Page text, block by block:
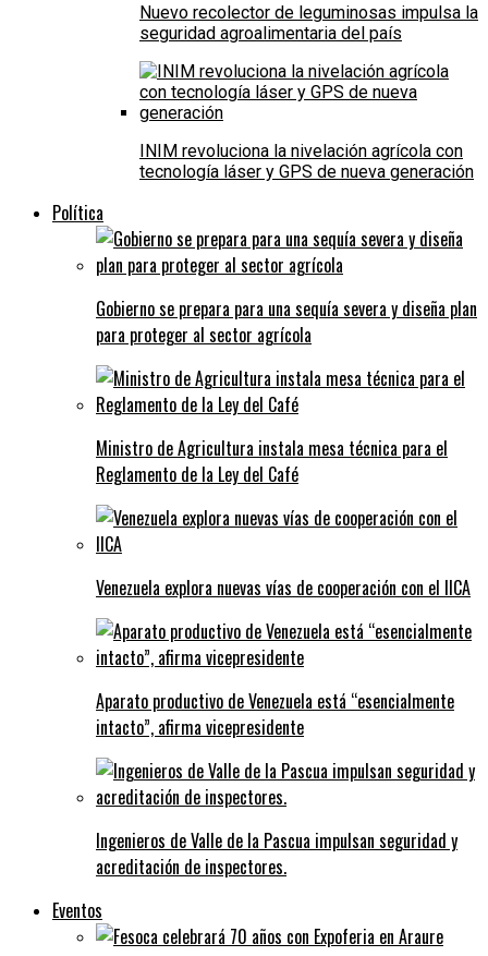
Nuevo recolector de leguminosas impulsa la
seguridad agroalimentaria del país
INIM revoluciona la nivelación agrícola con
tecnología láser y GPS de nueva generación
Política
Gobierno se prepara para una sequía severa y diseña plan
para proteger al sector agrícola
Ministro de Agricultura instala mesa técnica para el
Reglamento de la Ley del Café
Venezuela explora nuevas vías de cooperación con el IICA
Aparato productivo de Venezuela está “esencialmente
intacto”, afirma vicepresidente
Ingenieros de Valle de la Pascua impulsan seguridad y
acreditación de inspectores.
Eventos